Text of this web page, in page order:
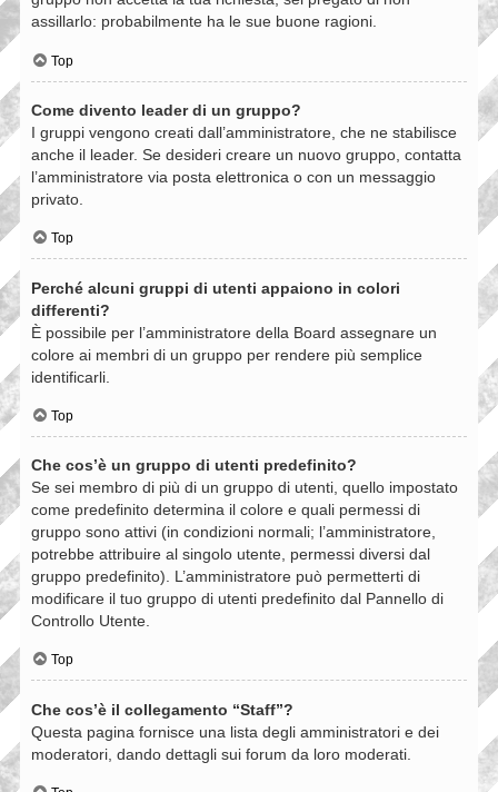
assillarlo: probabilmente ha le sue buone ragioni.
Top
Come divento leader di un gruppo?
I gruppi vengono creati dall’amministratore, che ne stabilisce
anche il leader. Se desideri creare un nuovo gruppo, contatta
l’amministratore via posta elettronica o con un messaggio
privato.
Top
Perché alcuni gruppi di utenti appaiono in colori
differenti?
È possibile per l’amministratore della Board assegnare un
colore ai membri di un gruppo per rendere più semplice
identificarli.
Top
Che cos’è un gruppo di utenti predefinito?
Se sei membro di più di un gruppo di utenti, quello impostato
come predefinito determina il colore e quali permessi di
gruppo sono attivi (in condizioni normali; l’amministratore,
potrebbe attribuire al singolo utente, permessi diversi dal
gruppo predefinito). L’amministratore può permetterti di
modificare il tuo gruppo di utenti predefinito dal Pannello di
Controllo Utente.
Top
Che cos’è il collegamento “Staff”?
Questa pagina fornisce una lista degli amministratori e dei
moderatori, dando dettagli sui forum da loro moderati.